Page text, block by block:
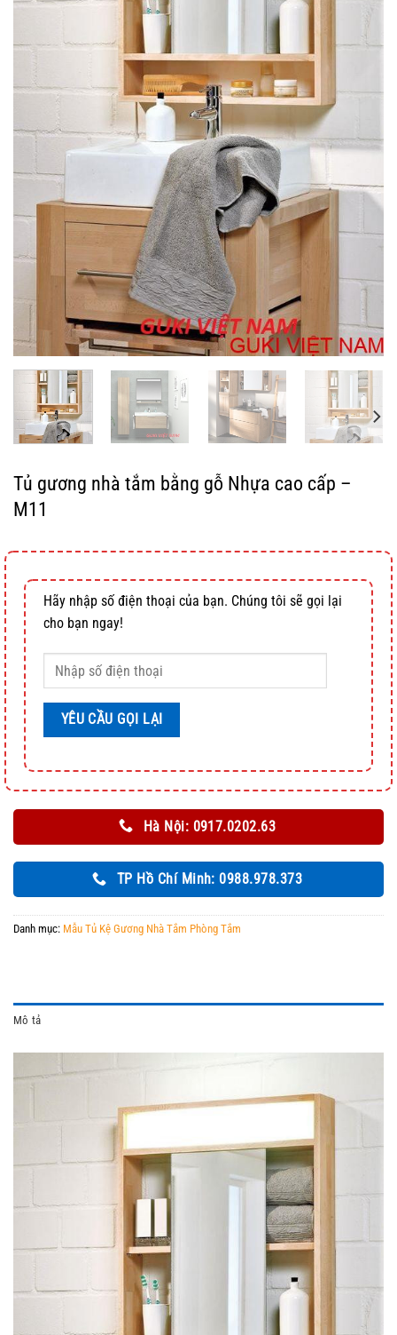
Tủ gương nhà tắm bằng gỗ Nhựa cao cấp –
M11
Hãy nhập số điện thoại của bạn. Chúng tôi sẽ gọi lại
cho bạn ngay!
Hà Nội: 0917.0202.63
TP Hồ Chí Minh: 0988.978.373
Danh mục: Mẫu Tủ Kệ Gương Nhà Tắm Phòng Tắm
Mô tả